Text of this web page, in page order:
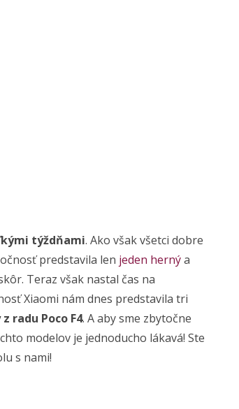
týždňami. Ako však všetci dobre
predstavila len jeden hernýa
Teraz však nastal čas na
Xiaomi nám dnes predstavila tri
radu Poco F4. A aby sme zbytočne
modelov je jednoducho lákavá! Ste
s nami!